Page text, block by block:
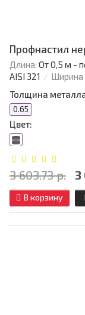
Профнастил
Длина: От 0,5 м -
AISI 321
Толщина
0.65
Цвет:
3 603.73 р. 3
В корзину